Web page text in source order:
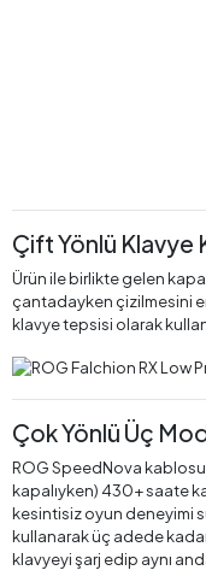
Çift Yönlü Klavye
Ürün ile birlikte gelen
çantadayken çizilmesini
klavye tepsisi olarak
Çok Yönlü Üç
ROG SpeedNova
kapalıyken) 430+ saate
kesintisiz oyun deneyimi
kullanarak üç adede
klavyeyi şarj edip aynı